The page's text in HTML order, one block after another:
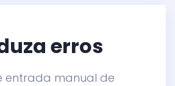
erros
entrada manual de